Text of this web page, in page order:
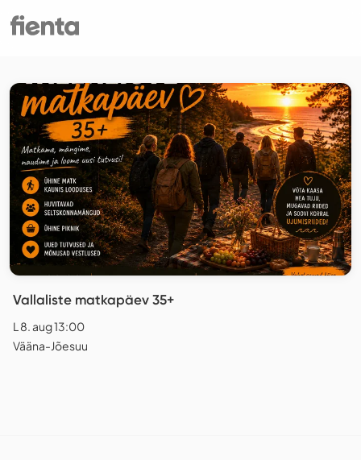
Vallaliste matkapäev 35+
L 8. aug 13:00
Vääna-Jõesuu